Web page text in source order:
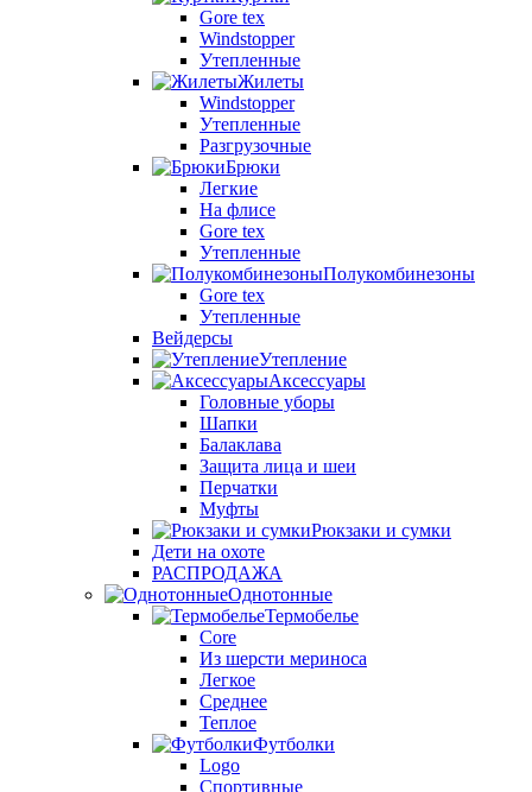
Gore tex
Windstopper
Утепленные
Жилеты
Windstopper
Утепленные
Разгрузочные
Брюки
Легкие
На флисе
Gore tex
Утепленные
Полукомбинезоны
Gore tex
Утепленные
Вейдерсы
Утепление
Аксессуары
Головные уборы
Шапки
Балаклава
Защита лица и шеи
Перчатки
Муфты
Рюкзаки и сумки
Дети на охоте
РАСПРОДАЖА
Однотонные
Термобелье
Core
Из шерсти мериноса
Легкое
Среднее
Теплое
Футболки
Logo
Спортивные